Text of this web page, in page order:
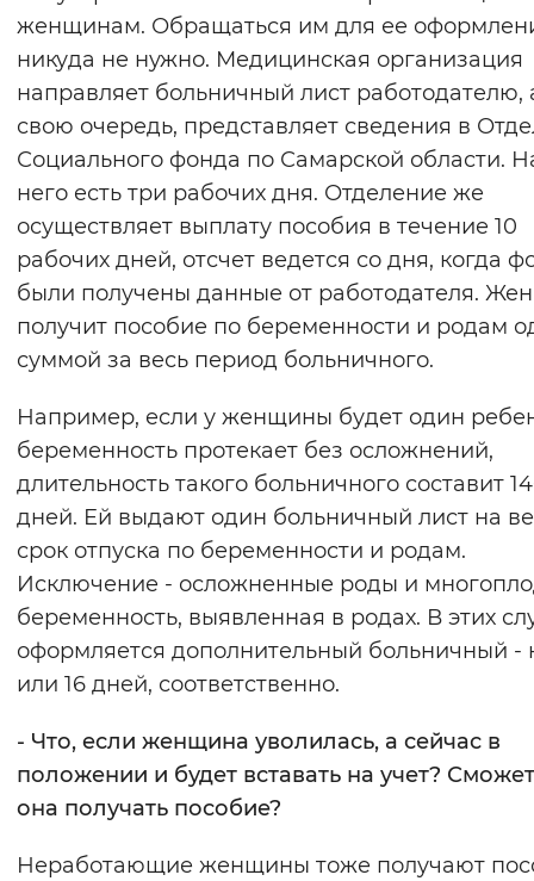
женщинам. Обращаться им для ее
никуда не нужно. Медицинская организация
направляет больничный лист работодателю,
свою очередь, представляет сведения в
Социального фонда по Самарской области.
него есть три рабочих дня. Отделение же
осуществляет выплату пособия в течение 10
рабочих дней, отсчет ведется со дня, когда
были получены данные от работодателя.
получит пособие по беременности и родам
суммой за весь период больничного.
Например, если у женщины будет один
беременность протекает без осложнений,
длительность такого больничного составит
дней. Ей выдают один больничный лист на
срок отпуска по беременности и родам.
Исключение - осложненные роды и
беременность, выявленная в родах. В этих
оформляется дополнительный больничный -
или 16 дней, соответственно.
- Что, если женщина уволилась, а сейчас в
положении и будет вставать на учет?
она получать пособие?
Неработающие женщины тоже получают